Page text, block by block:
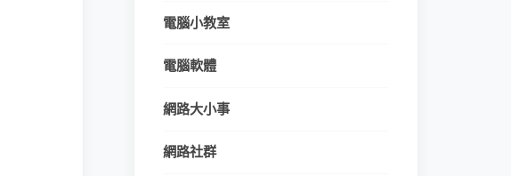
電腦小教室
電腦軟體
網路大小事
網路社群